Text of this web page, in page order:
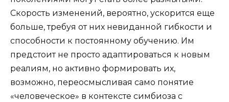
Скорость изменений, вероятно, ускорится еще
больше, требуя от них невиданной гибкости и
способности к постоянному обучению. Им
предстоит не просто адаптироваться к новым
реалиям, но активно формировать их,
возможно, переосмысливая само понятие
«человеческое» в контексте симбиоза с